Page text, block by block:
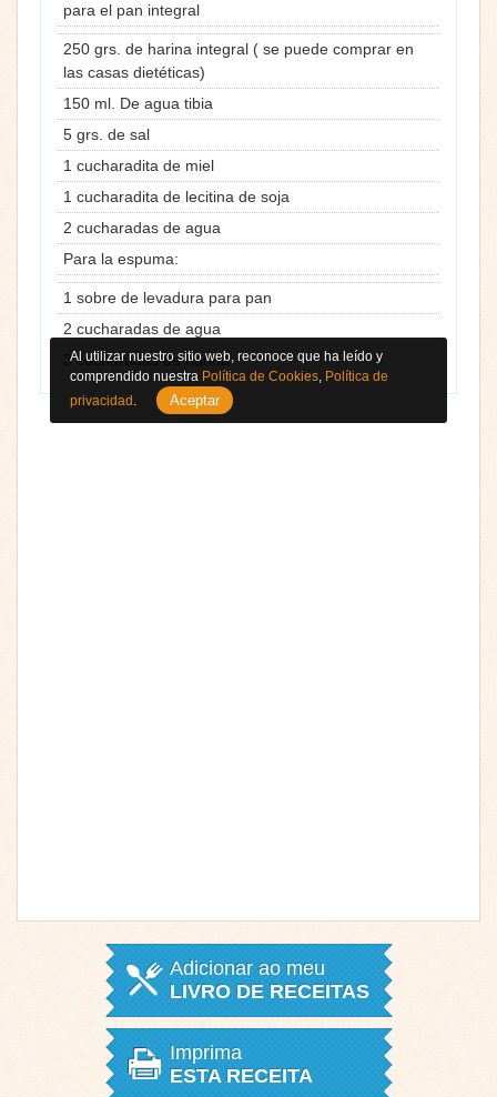
para el pan integral
250 grs. de harina integral ( se puede comprar en
las casas dietéticas)
150 ml. De agua tibia
5 grs. de sal
1 cucharadita de miel
1 cucharadita de lecitina de soja
2 cucharadas de agua
Para la espuma:
1 sobre de levadura para pan
2 cucharadas de agua
3 cucharadas de harina
Adicionar ao meu
LIVRO DE RECEITAS
Imprima
ESTA RECEITA
Al utilizar nuestro sitio web, reconoce que ha leído y
comprendido nuestra Política de Cookies, Política de
privacidad . Aceptar